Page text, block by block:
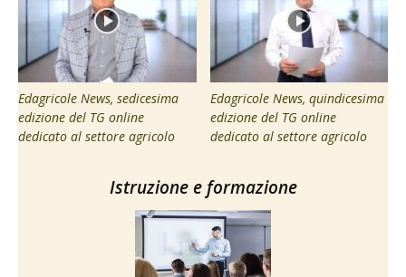
Edagricole News, sedicesima
edizione del TG online
dedicato al settore agricolo
Edagricole News, quindicesima
edizione del TG online
dedicato al settore agricolo
Istruzione e formazione